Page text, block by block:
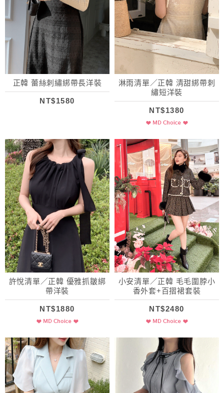
正韓 蕾絲刺繡綁帶長洋裝
NT$1580
淋雨清單／正韓 清甜綁帶刺
繡短洋裝
NT$1380
許悅清單／正韓 優雅抓皺綁
帶洋裝
NT$1880
小安清單／正韓 毛毛圍脖小
香外套+百摺裙套裝
NT$2480